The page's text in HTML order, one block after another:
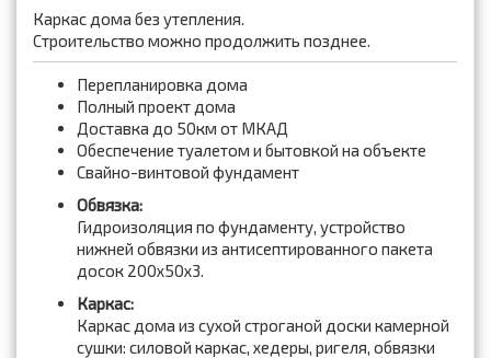
Каркас дома без утепления.
Строительство можно продолжить позднее.
Перепланировка дома
Полный проект дома
Доставка до 50км от МКАД
Обеспечение туалетом и бытовкой на объекте
Свайно-винтовой фундамент
Обвязка:
Гидроизоляция по фундаменту, устройство
нижней обвязки из антисептированного пакета
досок 200x50x3.
Каркас:
Каркас дома из сухой строганой доски камерной
сушки: силовой каркас, хедеры, ригеля, обвязки